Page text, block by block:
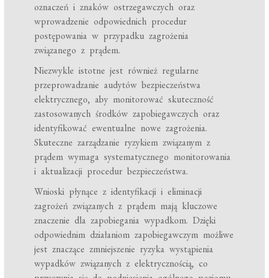
oznaczeń i znaków ostrzegawczych oraz
wprowadzenie odpowiednich procedur
postępowania w przypadku zagrożenia
związanego z prądem.
Niezwykle istotne jest również regularne
przeprowadzanie audytów bezpieczeństwa
elektrycznego, aby monitorować skuteczność
zastosowanych środków zapobiegawczych oraz
identyfikować ewentualne nowe zagrożenia.
Skuteczne zarządzanie ryzykiem związanym z
prądem wymaga systematycznego monitorowania
i aktualizacji procedur bezpieczeństwa.
Wnioski płynące z identyfikacji i eliminacji
zagrożeń związanych z prądem mają kluczowe
znaczenie dla zapobiegania wypadkom. Dzięki
odpowiednim działaniom zapobiegawczym możliwe
jest znaczące zmniejszenie ryzyka wystąpienia
wypadków związanych z elektrycznością, co